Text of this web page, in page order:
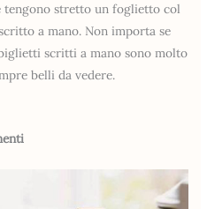
tengono stretto un foglietto col
a mano. Non importa se
scritti a mano sono molto
belli da vedere.